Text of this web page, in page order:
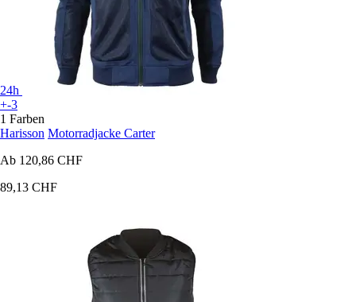
24h
+-3
1 Farben
Harisson Motorradjacke Carter
Ab 120,86 CHF
89,13 CHF